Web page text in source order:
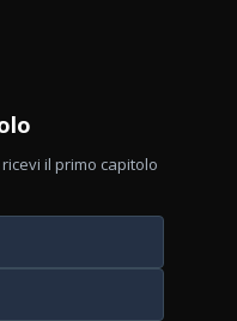
il primo capitolo